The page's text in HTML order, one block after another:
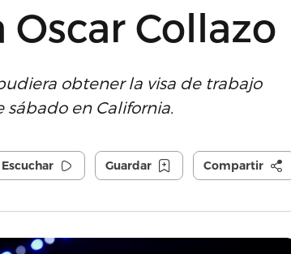
Collazo
obtener la visa de trabajo
en California.
Escuchar Guardar Compartir